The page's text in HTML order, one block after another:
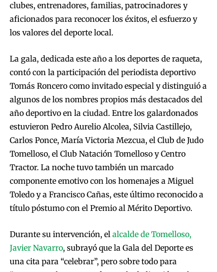
clubes, entrenadores, familias, patrocinadores y
aficionados para reconocer los éxitos, el esfuerzo y
los valores del deporte local.
La gala, dedicada este año a los deportes de raqueta,
contó con la participación del periodista deportivo
Tomás Roncero como invitado especial y distinguió a
algunos de los nombres propios más destacados del
año deportivo en la ciudad. Entre los galardonados
estuvieron Pedro Aurelio Alcolea, Silvia Castillejo,
Carlos Ponce, María Victoria Mezcua, el Club de Judo
Tomelloso, el Club Natación Tomelloso y Centro
Tractor. La noche tuvo también un marcado
componente emotivo con los homenajes a Miguel
Toledo y a Francisco Cañas, este último reconocido a
título póstumo con el Premio al Mérito Deportivo.
Durante su intervención, el alcalde de Tomelloso,
Javier Navarro, subrayó que la Gala del Deporte es
una cita para “celebrar”, pero sobre todo para